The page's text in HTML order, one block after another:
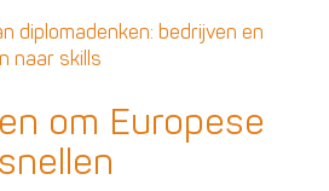
diplomadenken: bedrijven en
naar skills
om Europese